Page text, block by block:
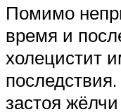
Помимо
время и
холецистит
застоя